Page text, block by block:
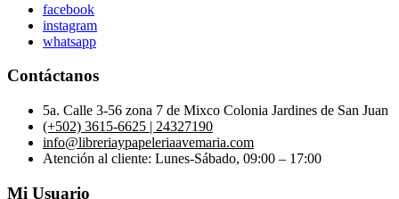
facebook
instagram
whatsapp
Contáctanos
5a. Calle 3-56 zona 7 de Mixco Colonia Jardines de San Juan
(+502) 3615-6625 | 24327190
info@libreriaypapeleriaavemaria.com
Atención al cliente: Lunes-Sábado, 09:00 – 17:00
Mi Usuario